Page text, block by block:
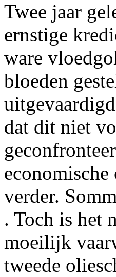
Twee jaar
ernstige
ware
bloeden
dat dit niet
verder.
. Toch is het
moeilijk
tweede